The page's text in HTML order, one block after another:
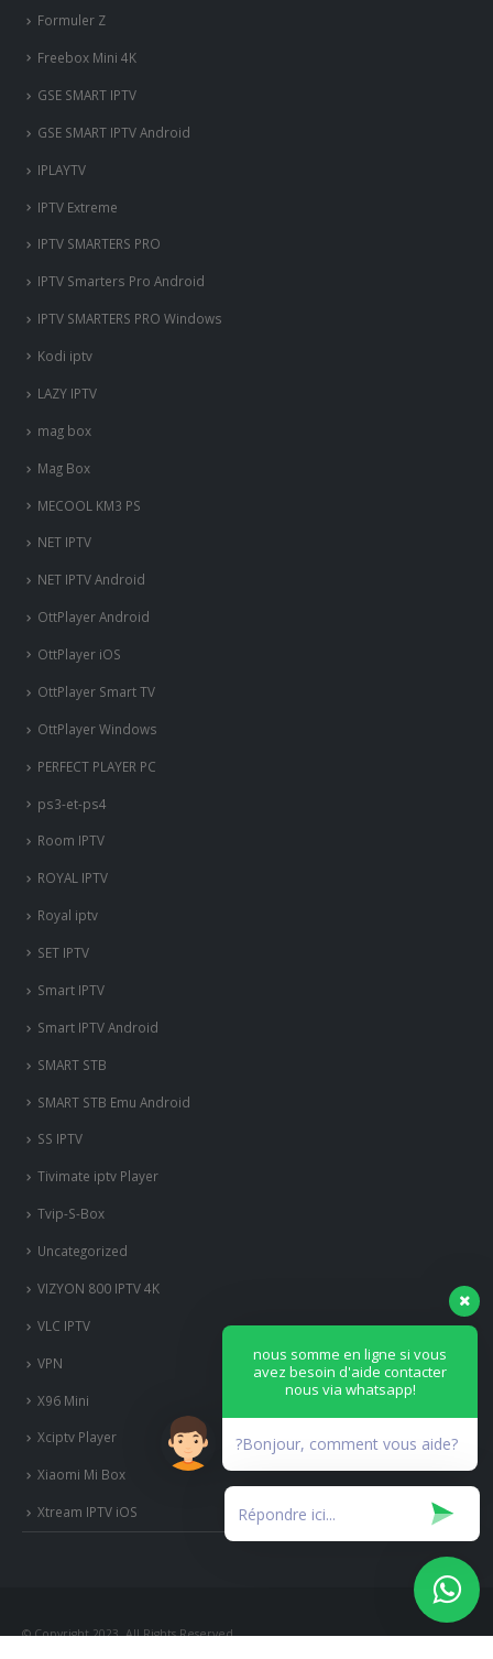
Formuler Z
Freebox Mini 4K
‎GSE SMART IPTV
GSE SMART IPTV Android
IPLAYTV
IPTV Extreme
IPTV SMARTERS PRO
IPTV Smarters Pro Android
IPTV SMARTERS PRO Windows
Kodi iptv
LAZY IPTV
mag box
Mag Box
MECOOL KM3 PS
NET IPTV
NET IPTV Android
OttPlayer Android
OttPlayer iOS
OttPlayer Smart TV
OttPlayer Windows
PERFECT PLAYER PC
ps3-et-ps4
Room IPTV
ROYAL IPTV
Royal iptv
SET IPTV
Smart IPTV
Smart IPTV Android
SMART STB
SMART STB Emu Android
SS IPTV
Tivimate iptv Player
Tvip-S-Box
Uncategorized
VIZYON 800 IPTV 4K
VLC IPTV
VPN
X96 Mini
Xciptv Player
Xiaomi Mi Box
Xtream IPTV iOS
© Copyright 2023. All Rights Reserved.
nous somme en ligne si vous
avez besoin d'aide contacter
nous via whatsapp!
?Bonjour, comment vous aide?